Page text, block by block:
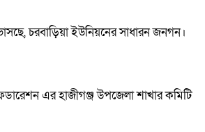
চরবাড়িয়া ইউনিয়নের সাধারন জনগন।
এর হাজীগঞ্জ উপজেলা শাখার কমিটি